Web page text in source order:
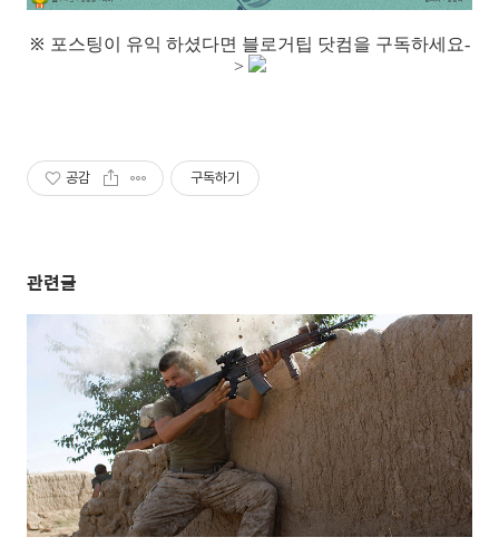
※ 포스팅이 유익 하셨다면 블로거팁 닷컴을 구독하세요-
>
공감 구독하기
관련글